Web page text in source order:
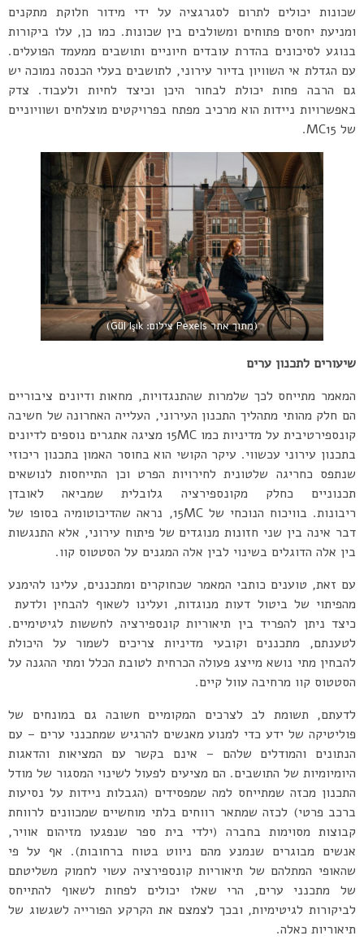
שכונות יכולים לתרום לסגרגציה על ידי מידור חלוקת מתקנים
ומניעת יחסים פתוחים ומשולבים בין שכונות. כמו כן, עלו ביקורות
בנוגע לסיכונים בהדרת עובדים חיוניים ותושבים ממעמד הפועלים.
עם הגדלת אי השוויון בדיור עירוני, לתושבים בעלי הכנסה נמוכה יש
גם הרבה פחות יכולת לבחור היכן וכיצד לחיות ולעבוד. צדק
באפשרויות ניידות הוא מרכיב מפתח בפרויקטים מוצלחים ושוויוניים
של MC15.
(מתוך אתר Pexels צילום: Gül Işık)
שיעורים לתכנון ערים
המאמר מתייחס לכך שלמרות שהתנגדויות, מחאות ודיונים ציבוריים
הם חלק מהותי מתהליך התכנון העירוני, העלייה האחרונה של חשיבה
קונספירטיבית על מדיניות כמו 15MC מציגה אתגרים נוספים לדיונים
בתכנון עירוני עכשווי. עיקר הקושי הוא בחוסר האמון בתכנון ריכוזי
שנתפס כחריגה שלטונית לחירויות הפרט וכן התייחסות לנושאים
תכנוניים כחלק מקונספירציה גלובלית שמביאה לאובדן
ריבונות. בוויכוח הנוכחי של 15MC, נראה שהדיכוטומיה בסופו של
דבר אינה בין שני חזונות מנוגדים של פיתוח עירוני, אלא התנגשות
בין אלה הדוגלים בשינוי לבין אלה המגנים על הסטטוס קוו.
עם זאת, טוענים כותבי המאמר שכחוקרים ומתכננים, עלינו להימנע
מהפיתוי של ביטול דעות מנוגדות, ועלינו לשאוף להבחין ולדעת ​​
כיצד ניתן להפריד בין תיאוריות קונספירציה לחששות לגיטימיים.
לטענתם, מתכננים וקובעי מדיניות צריכים לשמור על היכולת
להבחין מתי נושא מייצג פעולה הכרחית לטובת הכלל ומתי ההגנה על
הסטטוס קוו מרחיבה עוול קיים.
לדעתם, תשומת לב לצרכים המקומיים חשובה גם במונחים של
פוליטיקה של ידע כדי למנוע מאנשים להרגיש שמתכנני ערים – עם
הנתונים והמודלים שלהם – אינם בקשר עם המציאות והדאגות
היומיומיות של התושבים. הם מציעים לפעול לשינוי המסגור של מודל
התכנון מכזה שמתייחס למה שמפסידים (הגבלות ניידות על נסיעות
ברכב פרטי) לכזה שמתאר רווחים בלתי מוחשיים שמכוונים לרווחת
קבוצות מסוימות בחברה (ילדי בית ספר שנפגעו מזיהום אוויר,
אנשים מבוגרים שנמנע מהם ניווט בטוח ברחובות). אף על פי
שהאופי המתלהם של תיאוריות קונספירציה עשוי לחמוק משליטתם
של מתכנני ערים, הרי שאלו יכולים לפחות לשאוף להתייחס
לביקורות לגיטימיות, ובכך לצמצם את הקרקע הפורייה לשגשוג של
תיאוריות כאלה.